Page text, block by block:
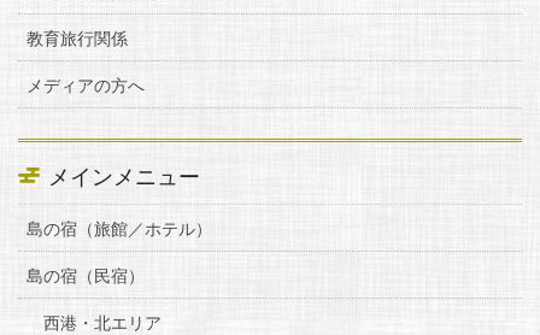
教育旅行関係
メディアの方へ
メインメニュー
島の宿（旅館／ホテル）
島の宿（民宿）
西港・北エリア